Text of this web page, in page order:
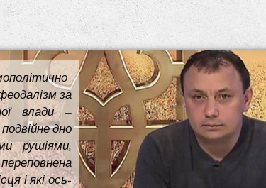
за
влади –
дно
рушіями,
і які ось-